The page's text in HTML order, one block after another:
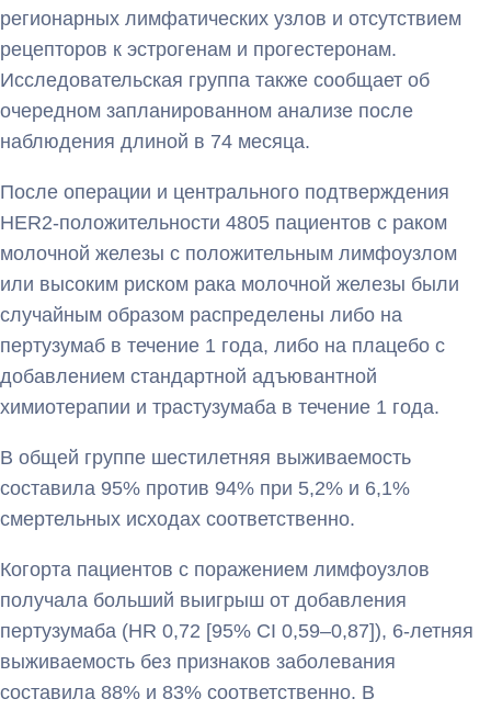
регионарных лимфатических узлов и отсутствием
рецепторов к эстрогенам и прогестеронам.
Исследовательская группа также сообщает об
очередном запланированном анализе после
наблюдения длиной в 74 месяца.
После операции и центрального подтверждения
HER2-положительности 4805 пациентов с раком
молочной железы с положительным лимфоузлом
или высоким риском рака молочной железы были
случайным образом распределены либо на
пертузумаб в течение 1 года, либо на плацебо с
добавлением стандартной адъювантной
химиотерапии и трастузумаба в течение 1 года.
В общей группе шестилетняя выживаемость
составила 95% против 94% при 5,2% и 6,1%
смертельных исходах соответственно.
Когорта пациентов с поражением лимфоузлов
получала больший выигрыш от добавления
пертузумаба (HR 0,72 [95% CI 0,59–0,87]), 6-летняя
выживаемость без признаков заболевания
составила 88% и 83% соответственно. В